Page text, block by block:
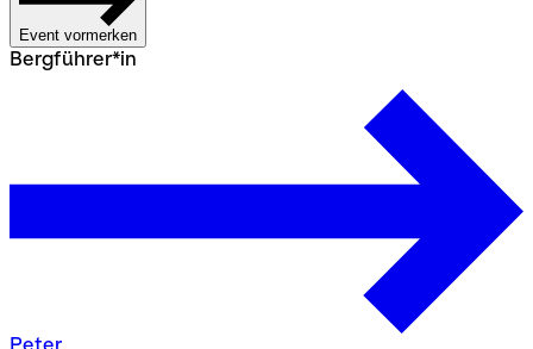
Event vormerken
Bergführer*in
Peter